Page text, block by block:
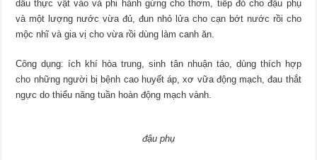
dầu thực vật vào và phi hành gừng cho thơm, tiếp đó cho đậu phụ
và một lượng nước vừa đủ, đun nhỏ lửa cho cạn bớt nước rồi cho
mộc nhĩ và gia vị cho vừa rồi dùng làm canh ăn.
Công dụng: ích khí hòa trung, sinh tân nhuận táo, dùng thích hợp
cho những người bị bệnh cao huyết áp, xơ vữa động mạch, đau thắt
ngực do thiểu năng tuần hoàn động mạch vành.
đậu phụ